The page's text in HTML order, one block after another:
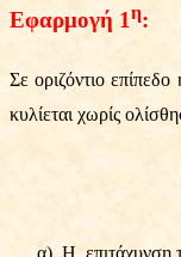
Εφαρμογή 1η:
Σε οριζόντιο
κυλίεται χωρίς